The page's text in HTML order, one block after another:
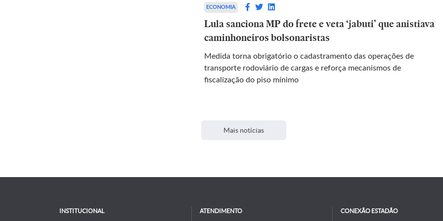
ECONOMIA
Lula sanciona MP do frete e veta ‘jabuti’ que anistiava
caminhoneiros bolsonaristas
Medida torna obrigatório o cadastramento das operações de
transporte rodoviário de cargas e reforça mecanismos de
fiscalização do piso mínimo
Mais notícias
INSTITUCIONAL ATENDIMENTO CONEXÃO ESTADÃO